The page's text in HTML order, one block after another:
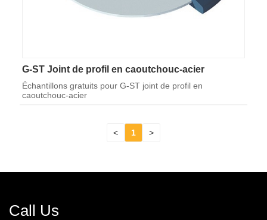
G-ST Joint de profil en caoutchouc-acier
Échantillons gratuits pour G-ST joint de profil en
caoutchouc-acier
< 1 >
Call Us